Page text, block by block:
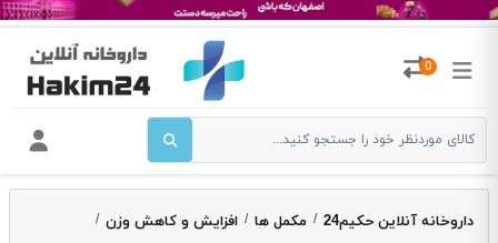
0
داروخانه آنلاین حکیم24 / مکمل ها / افزایش و کاهش وزن /